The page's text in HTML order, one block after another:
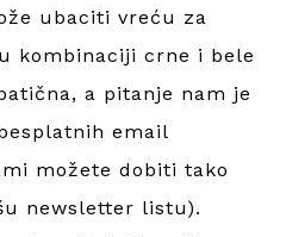
ubaciti vreću za
kombinaciji crne i bele
a pitanje nam je
email
možete dobiti tako
newsletter listu).